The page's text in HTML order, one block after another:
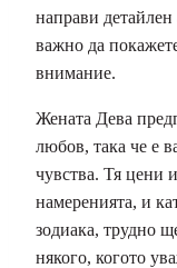
направи детайлен
важно да
внимание.
Жената Дева
любов, така че е
чувства. Тя цени
намеренията, и
зодиака, трудно
някого, когото